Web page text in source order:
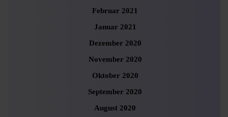
Februar 2021
Januar 2021
Dezember 2020
November 2020
Oktober 2020
September 2020
August 2020